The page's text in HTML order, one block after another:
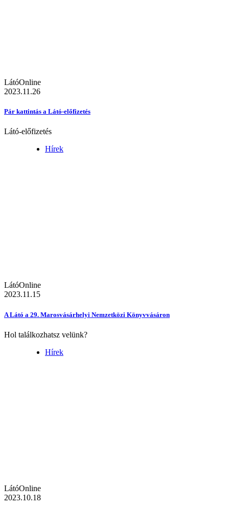
LátóOnline
2023.11.26
Pár kattintás a Látó-előfizetés
Látó-előfizetés
Hírek
LátóOnline
2023.11.15
A Látó a 29. Marosvásárhelyi Nemzetközi Könyvvásáron
Hol találkozhatsz velünk?
Hírek
LátóOnline
2023.10.18